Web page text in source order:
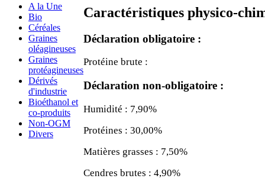
A la Une
Bio
Céréales
Graines
oléagineuses
Graines
protéagineuses
Dérivés
d'industrie
Bioéthanol et
co-produits
Non-OGM
Divers
Caractéristiques physico-
Déclaration obligatoire :
Protéine brute :
Déclaration non-obligatoire :
Humidité : 7,90%
Protéines : 30,00%
Matières grasses : 7,50%
Cendres brutes : 4,90%